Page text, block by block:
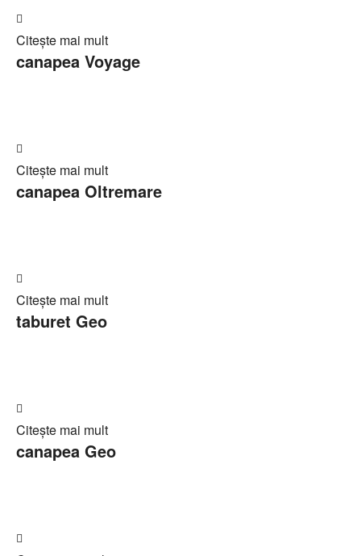
în
Cerere
Citește mai mult
canapea Voyage
în
Cerere
Citește mai mult
canapea Oltremare
în
Cerere
Citește mai mult
taburet Geo
în
Cerere
Citește mai mult
canapea Geo